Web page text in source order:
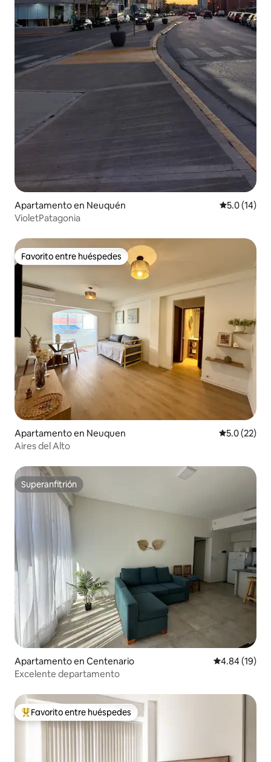
Apartamento en Neuquén Calificación
5.0 (14)
VioletPatagonia
Favorito entre huéspedes
Favorito entre huéspedes
Apartamento en Neuquen Calificación
5.0 (22)
Aires del Alto
Superanfitrión
Superanfitrión
Apartamento en Centenario Calificación
4.84 (19)
Excelente departamento
Favorito entre huéspedes preferido
Favorito entre huéspedes